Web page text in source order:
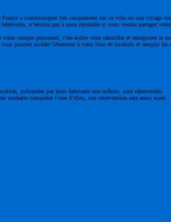
à communiquer très simplement sur sa ville ou son village
n’hésitez pas à nous rejoindre si vous voulez partager
compte personnel, c'est-à-dire vous identifier et enregistrer le
pourrez accéder librement à votre liste de localités et remplir
présentées par leurs habitants eux-mêmes, sont répertoriées.
compléter l’une d’elles, son intervention sera aussi aisée.